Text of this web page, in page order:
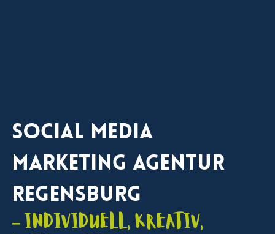
Social Media
Marketing Agentur
Regensburg
– individuell, kreativ,